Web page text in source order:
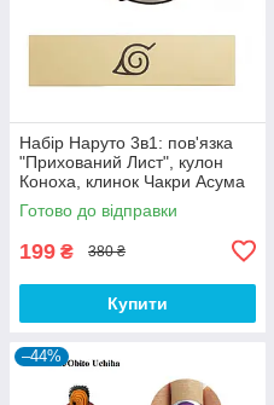
Набір Наруто 3в1: пов'язка
"Прихований Лист", кулон
Коноха, клинок Чакри Асума
Сарутобі
Готово до відправки
199 ₴ 380 ₴
Купити
–44%